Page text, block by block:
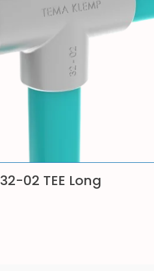
32-02 TEE Long